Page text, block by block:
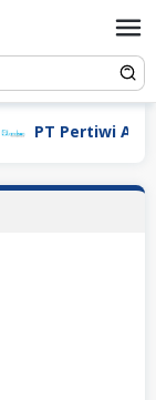
PT Pertiwi Agung